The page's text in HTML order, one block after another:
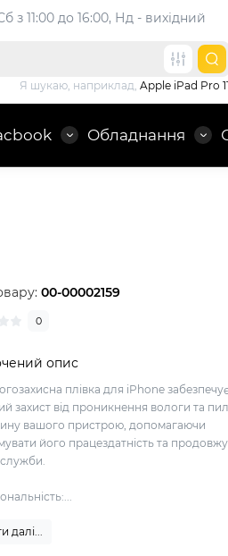
з 11:00 до 16:00, Нд - вихідний
Я шукаю, наприклад, Apple iPad Pro
Обладнання
00-00002159
0
опис
плівка для iPhone
захист від проникнення вологи та
вашого пристрою, допомагаючи
його працездатність та
далі...